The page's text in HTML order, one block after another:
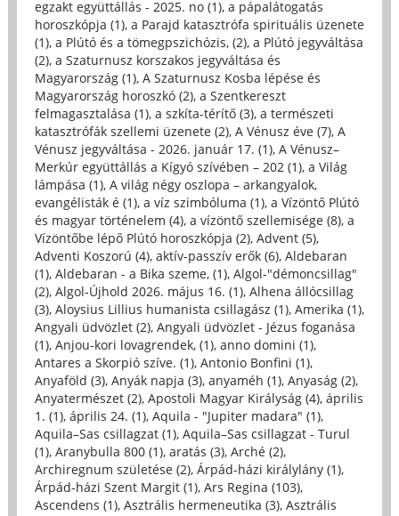
egzakt együttállás - 2025. no (1), a pápalátogatás
horoszkópja (1), a Parajd katasztrófa spirituális üzenete
(1), a Plútó és a tömegpszichózis, (2), a Plútó jegyváltása
(2), a Szaturnusz korszakos jegyváltása és
Magyarország (1), A Szaturnusz Kosba lépése és
Magyarország horoszkó (2), a Szentkereszt
felmagasztalása (1), a szkíta-térítő (3), a természeti
katasztrófák szellemi üzenete (2), A Vénusz éve (7), A
Vénusz jegyváltása - 2026. január 17. (1), A Vénusz–
Merkúr együttállás a Kígyó szívében – 202 (1), a Világ
lámpása (1), A világ négy oszlopa – arkangyalok,
evangélisták é (1), a víz szimbóluma (1), a Vízöntő Plútó
és magyar történelem (4), a vízöntő szellemisége (8), a
Vízöntőbe lépő Plútó horoszkópja (2), Advent (5),
Adventi Koszorú (4), aktív-passzív erők (6), Aldebaran
(1), Aldebaran - a Bika szeme, (1), Algol-"démoncsillag"
(2), Algol-Újhold 2026. május 16. (1), Alhena állócsillag
(3), Aloysius Lillius humanista csillagász (1), Amerika (1),
Angyali üdvözlet (2), Angyali üdvözlet - Jézus foganása
(1), Anjou-kori lovagrendek, (1), anno domini (1),
Antares a Skorpió szíve. (1), Antonio Bonfini (1),
Anyaföld (3), Anyák napja (3), anyaméh (1), Anyaság (2),
Anyatermészet (2), Apostoli Magyar Királyság (4), április
1. (1), április 24. (1), Aquila - "Jupiter madara" (1),
Aquila–Sas csillagzat (1), Aquila–Sas csillagzat - Turul
(1), Aranybulla 800 (1), aratás (3), Arché (2),
Archiregnum születése (2), Árpád-házi királylány (1),
Árpád-házi Szent Margit (1), Ars Regina (103),
Ascendens (1), Asztrális hermeneutika (3), Asztrális